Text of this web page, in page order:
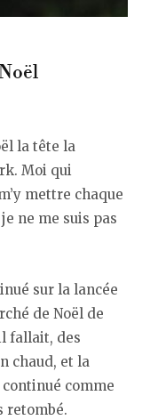
la tête la
Moi qui
mettre chaque
ne me suis pas
sur la lancée
de Noël de
fallait, des
chaud, et la
continué comme
retombé.